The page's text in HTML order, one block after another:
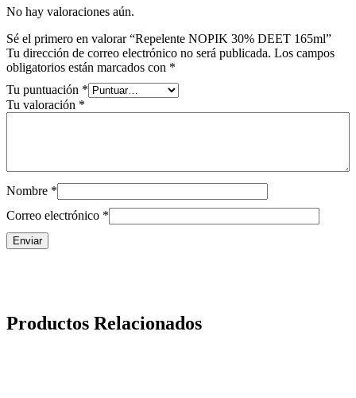
No hay valoraciones aún.
Sé el primero en valorar “Repelente NOPIK 30% DEET 165ml”
Tu dirección de correo electrónico no será publicada. Los campos
obligatorios están marcados con *
Tu puntuación *
Tu valoración *
Nombre *
Correo electrónico *
Productos Relacionados